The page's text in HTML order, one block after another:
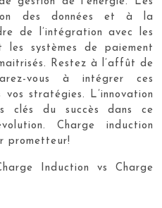
des données et à la
de l’intégration avec les
systèmes de paiement
Restez à l’affût de
vous à intégrer ces
vos stratégies. L’innovation
clés du succès dans ce
Charge induction
prometteur!
Induction vs Charge